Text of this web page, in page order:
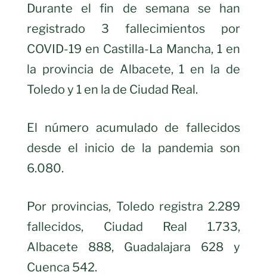
Durante el fin de semana se han
registrado 3 fallecimientos por
COVID-19 en Castilla-La Mancha, 1 en
la provincia de Albacete, 1 en la de
Toledo y 1 en la de Ciudad Real.
El número acumulado de fallecidos
desde el inicio de la pandemia son
6.080.
Por provincias, Toledo registra 2.289
fallecidos, Ciudad Real 1.733,
Albacete 888, Guadalajara 628 y
Cuenca 542.